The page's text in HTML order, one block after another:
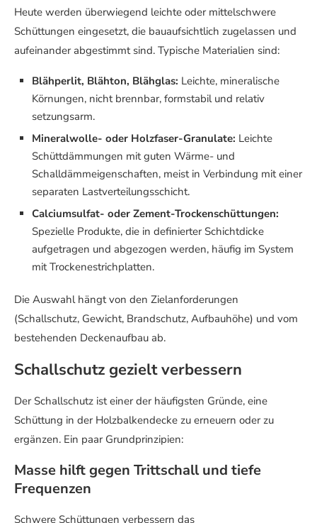
Heute werden überwiegend leichte oder mittelschwere
Schüttungen eingesetzt, die bauaufsichtlich zugelassen und
aufeinander abgestimmt sind. Typische Materialien sind:
Blähperlit, Blähton, Blähglas: Leichte, mineralische
Körnungen, nicht brennbar, formstabil und relativ
setzungsarm.
Mineralwolle- oder Holzfaser-Granulate: Leichte
Schüttdämmungen mit guten Wärme- und
Schalldämmeigenschaften, meist in Verbindung mit einer
separaten Lastverteilungsschicht.
Calciumsulfat- oder Zement-Trockenschüttungen:
Spezielle Produkte, die in definierter Schichtdicke
aufgetragen und abgezogen werden, häufig im System
mit Trockenestrichplatten.
Die Auswahl hängt von den Zielanforderungen
(Schallschutz, Gewicht, Brandschutz, Aufbauhöhe) und vom
bestehenden Deckenaufbau ab.
Schallschutz gezielt verbessern
Der Schallschutz ist einer der häufigsten Gründe, eine
Schüttung in der Holzbalkendecke zu erneuern oder zu
ergänzen. Ein paar Grundprinzipien:
Masse hilft gegen Trittschall und tiefe
Frequenzen
Schwere Schüttungen verbessern das